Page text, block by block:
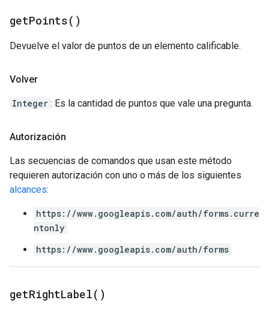
getPoints( )
Devuelve el valor de puntos de un elemento calificable.
Volver
Integer : Es la cantidad de puntos que vale una pregunta.
Autorización
Las secuencias de comandos que usan este método
requieren autorización con uno o más de los siguientes
alcances:
https://www.googleapis.com/auth/forms.curre
ntonly
https://www.googleapis.com/auth/forms
getRightLabel( )